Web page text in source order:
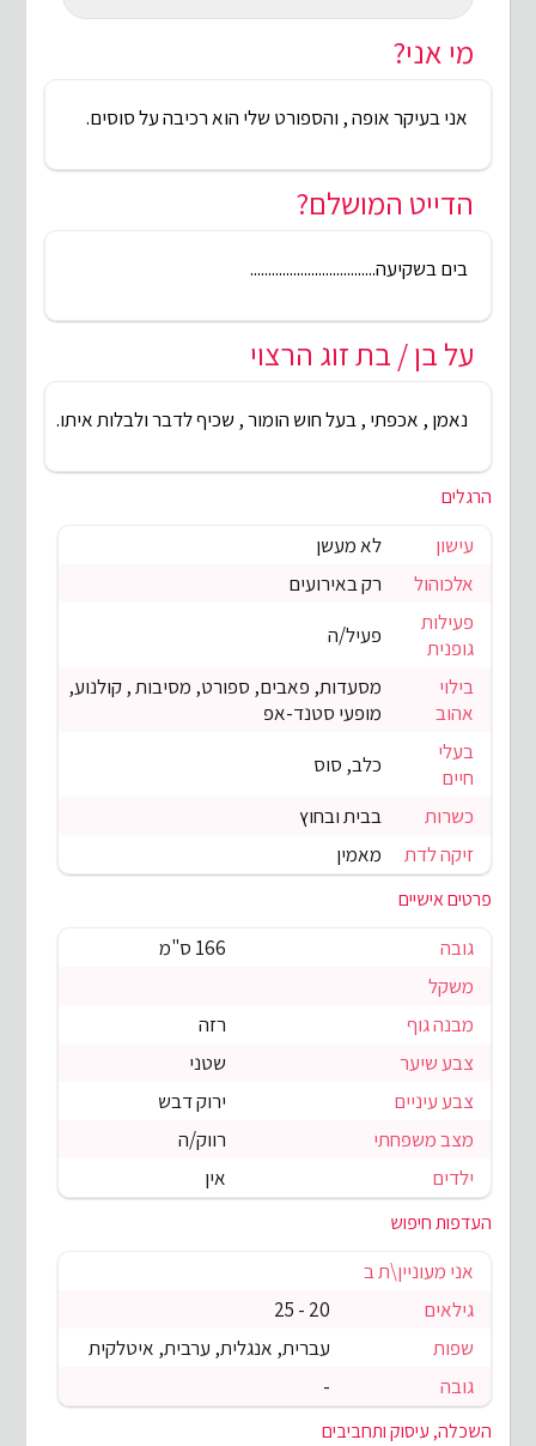
מי אני?
אני בעיקר אופה , והספורט שלי הוא רכיבה על סוסים.
הדייט המושלם?
בים בשקיעה...................................
על בן / בת זוג הרצוי
נאמן , אכפתי , בעל חוש הומור , שכיף לדבר ולבלות איתו.
הרגלים
עישון
לא מעשן
אלכוהול
רק באירועים
פעילות
גופנית
פעיל/ה
בילוי
אהוב
מסעדות, פאבים, ספורט, מסיבות , קולנוע,
מופעי סטנד-אפ
בעלי
חיים
כלב, סוס
כשרות
בבית ובחוץ
זיקה לדת
מאמין
פרטים אישיים
גובה
166 ס"מ
משקל
מבנה גוף
רזה
צבע שיער
שטני
צבע עיניים
ירוק דבש
מצב משפחתי
רווק/ה
ילדים
אין
העדפות חיפוש
אני מעוניין\ת ב
גילאים
20 - 25
שפות
עברית, אנגלית, ערבית, איטלקית
גובה
-
השכלה, עיסוק ותחביבים